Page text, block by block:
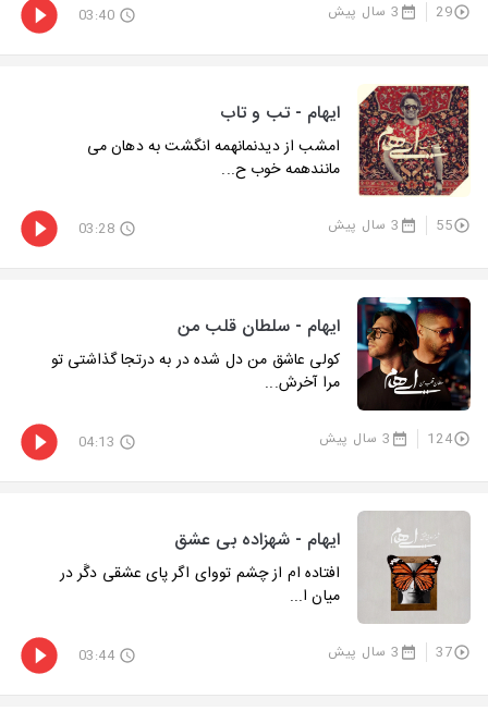
29 3 سال پیش 03:40
ایهام - تب و تاب
امشب از دیدنمانهمه انگشت به دهان می
مانندهمه خوب ح...
55 3 سال پیش 03:28
ایهام - سلطان قلب من
کولی عاشق من دل شده در به درتجا گذاشتی تو
مرا آخرش...
124 3 سال پیش 04:13
ایهام - شهزاده بی عشق
افتاده ام از چشم تووای اگر پای عشقی دگَر در
میان ا...
37 3 سال پیش 03:44